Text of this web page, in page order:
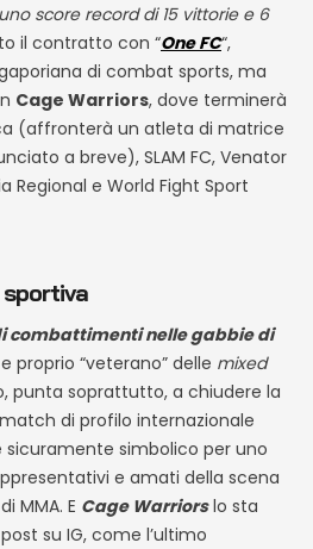
score record di 15 vittorie e 6
il contratto con “One FC“,
di combat sports, ma
Cage Warriors, dove terminerà
(affronterà un atleta di matrice
a breve), SLAM FC, Venator
Regional e World Fight Sport
combattimenti nelle gabbie di
proprio “veterano” delle mixed
punta soprattutto, a chiudere la
di profilo internazionale
sicuramente simbolico per uno
e amati della scena
MMA. E Cage Warriorslo sta
su IG, come l’ultimo